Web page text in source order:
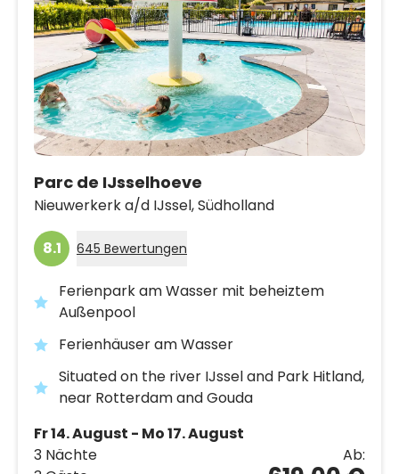
Parc de IJsselhoeve
Nieuwerkerk a/d IJssel,Südholland
8.1 645 Bewertungen
Ferienpark am Wasser mit beheiztem
Außenpool
Ferienhäuser am Wasser
Situated on the river IJssel and Park Hitland,
near Rotterdam and Gouda
Fr 14. August - Mo 17. August
3 Nächte
Ab: